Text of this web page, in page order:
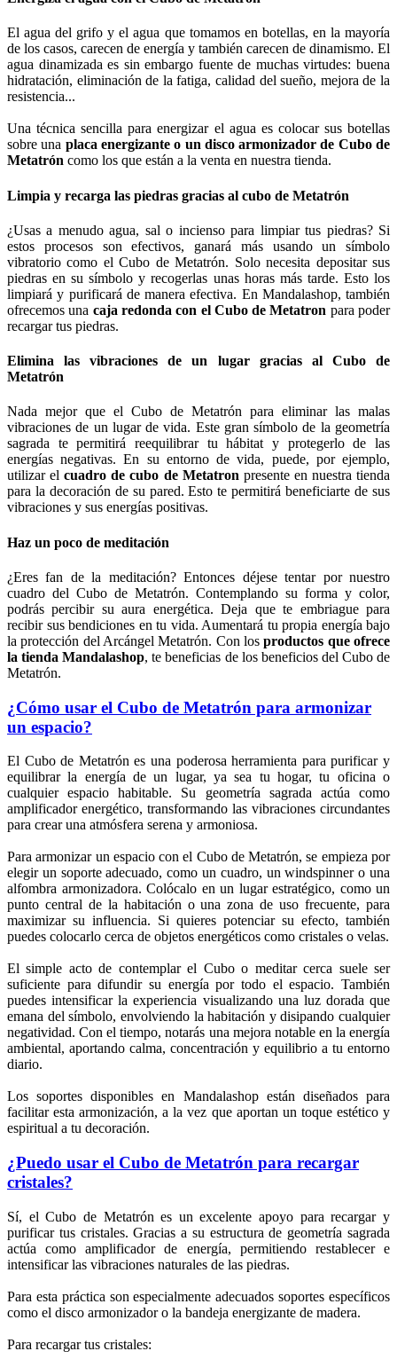
El agua del grifo y el agua que tomamos en botellas, en la mayoría
de los casos, carecen de energía y también carecen de dinamismo. El
agua dinamizada es sin embargo fuente de muchas virtudes: buena
hidratación, eliminación de la fatiga, calidad del sueño, mejora de la
resistencia...
Una técnica sencilla para energizar el agua es colocar sus botellas
sobre una placa energizante o un disco armonizador de Cubo de
Metatrón como los que están a la venta en nuestra tienda.
Limpia y recarga las piedras gracias al cubo de Metatrón
¿Usas a menudo agua, sal o incienso para limpiar tus piedras? Si
estos procesos son efectivos, ganará más usando un símbolo
vibratorio como el Cubo de Metatrón. Solo necesita depositar sus
piedras en su símbolo y recogerlas unas horas más tarde. Esto los
limpiará y purificará de manera efectiva. En Mandalashop, también
ofrecemos una caja redonda con el Cubo de Metatron para poder
recargar tus piedras.
Elimina las vibraciones de un lugar gracias al Cubo de
Metatrón
Nada mejor que el Cubo de Metatrón para eliminar las malas
vibraciones de un lugar de vida. Este gran símbolo de la geometría
sagrada te permitirá reequilibrar tu hábitat y protegerlo de las
energías negativas. En su entorno de vida, puede, por ejemplo,
utilizar elcuadro de cubo de Metatronpresente en nuestra tienda
para la decoración de su pared. Esto te permitirá beneficiarte de sus
vibraciones y sus energías positivas.
Haz un poco de meditación
¿Eres fan de la meditación? Entonces déjese tentar por nuestro
cuadro del Cubo de Metatrón. Contemplando su forma y color,
podrás percibir su aura energética. Deja que te embriague para
recibir sus bendiciones en tu vida. Aumentará tu propia energía bajo
la protección del Arcángel Metatrón. Con losproductos que ofrece
la tienda Mandalashop, te beneficias de los beneficios del Cubo de
Metatrón.
¿Cómo usar el Cubo de Metatrón para armonizar
un espacio?
El Cubo de Metatrón es una poderosa herramienta para purificar y
equilibrar la energía de un lugar, ya sea tu hogar, tu oficina o
cualquier espacio habitable. Su geometría sagrada actúa como
amplificador energético, transformando las vibraciones circundantes
para crear una atmósfera serena y armoniosa.
Para armonizar un espacio con el Cubo de Metatrón, se empieza por
elegir un soporte adecuado, como un cuadro, un windspinner o una
alfombra armonizadora. Colócalo en un lugar estratégico, como un
punto central de la habitación o una zona de uso frecuente, para
maximizar su influencia. Si quieres potenciar su efecto, también
puedes colocarlo cerca de objetos energéticos como cristales o velas.
El simple acto de contemplar el Cubo o meditar cerca suele ser
suficiente para difundir su energía por todo el espacio. También
puedes intensificar la experiencia visualizando una luz dorada que
emana del símbolo, envolviendo la habitación y disipando cualquier
negatividad. Con el tiempo, notarás una mejora notable en la energía
ambiental, aportando calma, concentración y equilibrio a tu entorno
diario.
Los soportes disponibles en Mandalashop están diseñados para
facilitar esta armonización, a la vez que aportan un toque estético y
espiritual a tu decoración.
¿Puedo usar el Cubo de Metatrón para recargar
cristales?
Sí, el Cubo de Metatrón es un excelente apoyo para recargar y
purificar tus cristales. Gracias a su estructura de geometría sagrada
actúa como amplificador de energía, permitiendo restablecer e
intensificar las vibraciones naturales de las piedras.
Para esta práctica son especialmente adecuados soportes específicos
como el disco armonizador o la bandeja energizante de madera.
Para recargar tus cristales: